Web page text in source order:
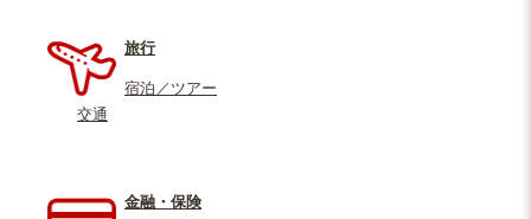
旅行
宿泊／ツアー
交通
金融・保険